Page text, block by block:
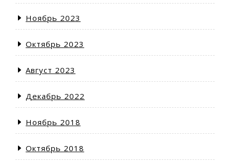
Ноябрь 2023
Октябрь 2023
Август 2023
Декабрь 2022
Ноябрь 2018
Октябрь 2018